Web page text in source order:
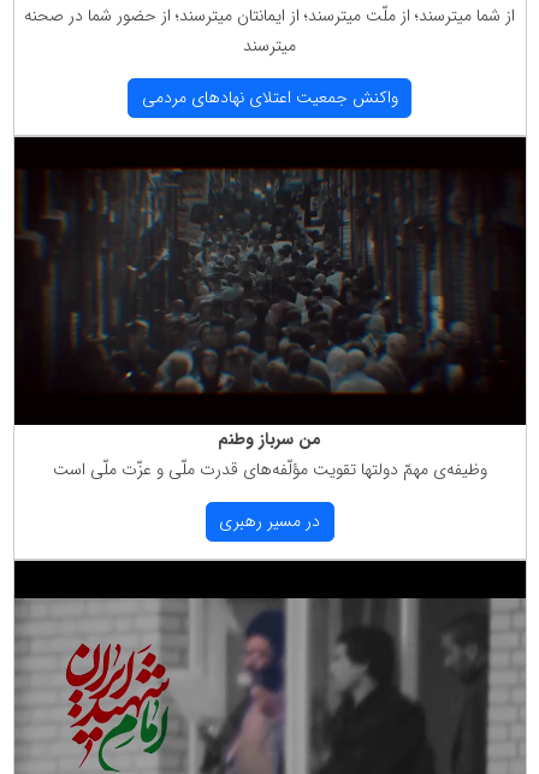
از شما میترسند؛ از ملّت میترسند؛ از ایمانتان میترسند؛ از حضور شما در صحنه
میترسند
واكنش جمعیت اعتلای نهادهای مردمی
من سرباز وطنم
وظیفه‌ی مهمّ دولتها تقویت مؤلّفه‌های قدرت ملّی و عزّت ملّی است
در مسیر رهبری